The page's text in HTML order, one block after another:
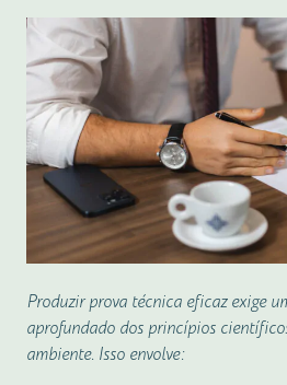
Produzir prova técnica eficaz exige
aprofundado dos princípios
ambiente. Isso envolve: